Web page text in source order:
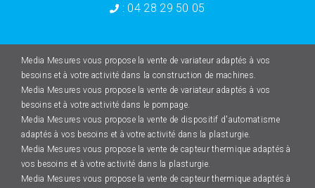
: 04 28 29 50 05
Media Mesures vous propose la vente de variateur adaptés à vos
besoins et à votre activité dans la construction de machines.
Media Mesures vous propose la vente de variateur adaptés à vos
besoins et à votre activité dans le pompage.
Media Mesures vous propose la vente de dispositif d'automatisme
adaptés à vos besoins et à votre activité dans la plasturgie.
Media Mesures vous propose la vente de capteur thermique adaptés à
vos besoins et à votre activité dans la plasturgie.
Media Mesures vous propose la vente de capteur thermique adaptés à